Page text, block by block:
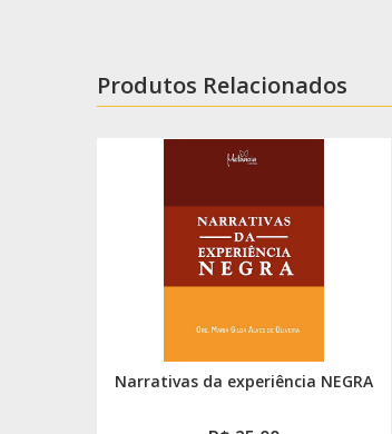
Produtos Relacionados
Narrativas da experiência NEGRA